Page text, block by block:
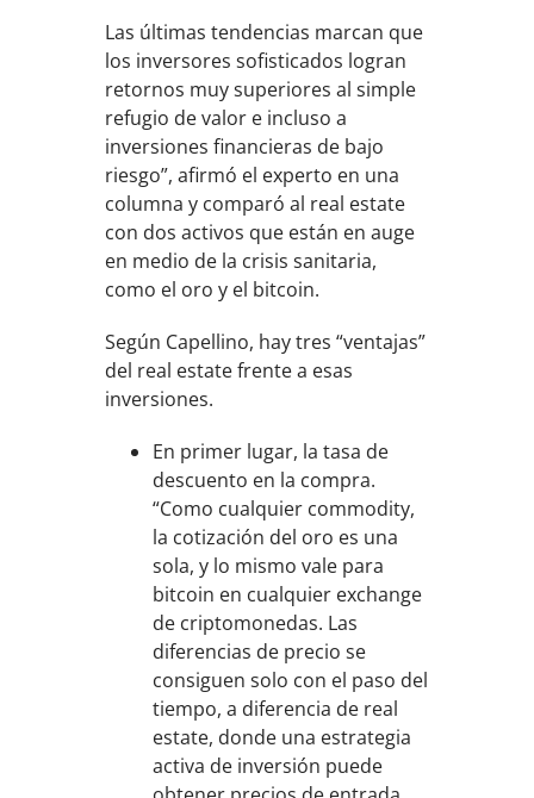
Las últimas tendencias marcan que
los inversores sofisticados logran
retornos muy superiores al simple
refugio de valor e incluso a
inversiones financieras de bajo
riesgo”, afirmó el experto en una
columna y comparó al real estate
con dos activos que están en auge
en medio de la crisis sanitaria,
como el oro y el bitcoin.
Según Capellino, hay tres “ventajas”
del real estate frente a esas
inversiones.
En primer lugar, la tasa de
descuento en la compra.
“Como cualquier commodity,
la cotización del oro es una
sola, y lo mismo vale para
bitcoin en cualquier exchange
de criptomonedas. Las
diferencias de precio se
consiguen solo con el paso del
tiempo, a diferencia de real
estate, donde una estrategia
activa de inversión puede